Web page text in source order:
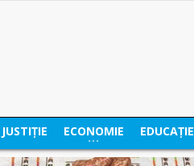
JUSTIȚIE ECONOMIE EDUCAȚIE